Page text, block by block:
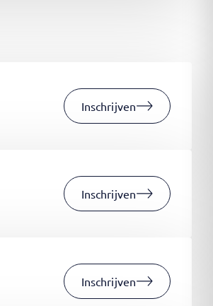
Inschrijven
Inschrijven
Inschrijven